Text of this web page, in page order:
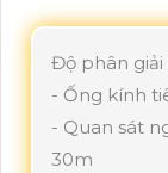
Độ phân giải
- Ống kính
- Quan sát
30m